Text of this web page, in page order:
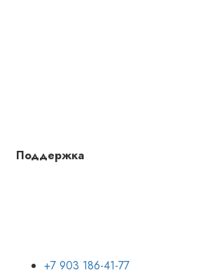
Поддержка
+7 903 186-41-77